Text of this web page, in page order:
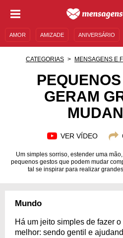
AMOR AMIZADE ANIVERSÁRIO
MENSAGENS E FRASES MENSAGENS
FAMOSOS
CATEGORIAS MENSAGENS E
GERAM
VER VÍDEO
Um simples sorriso, estender uma
pequenos gestos que podem mudar
tal se inspirar para realizar
Mundo
Há um jeito simples de fazer
melhor: sendo gentil e